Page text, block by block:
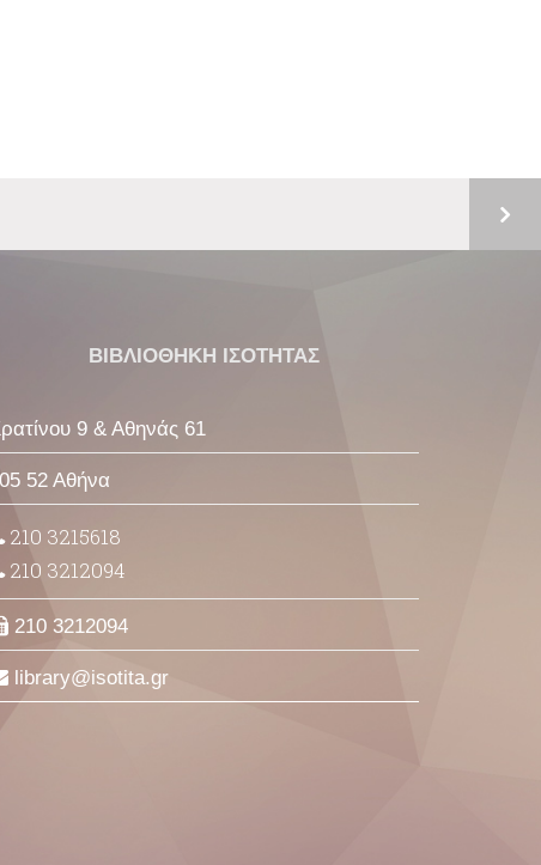
ΒΙΒΛΙΟΘΗΚΗ ΙΣΟΤΗΤΑΣ
9 & Αθηνάς 61
52 Αθήνα
210 3215618
210 3212094
210 3212094
library isotita gr